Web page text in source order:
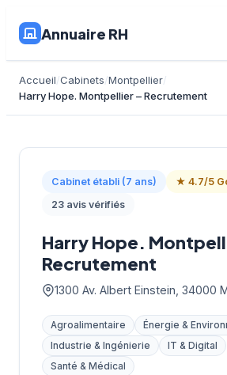
Annuaire RH
Accueil Cabinets Montpellier
Harry Hope. Montpellier – Recrutement
Cabinet établi (7 ans)
★ 4.7/5
23 avis vérifiés
Harry Hope.
Recrutement
1300 Av. Albert Einstein, 34000
Agroalimentaire
Énergie &
Industrie & Ingénierie
IT & Digital
Santé & Médical